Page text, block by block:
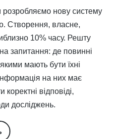
розробляємо нову систему
Створення, власне,
10% часу. Решту
запитання: де повинні
мають бути їхні
на них має
відповіді,
досліджень.